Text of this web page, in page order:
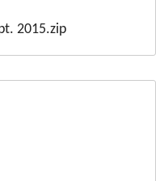
2015.zip